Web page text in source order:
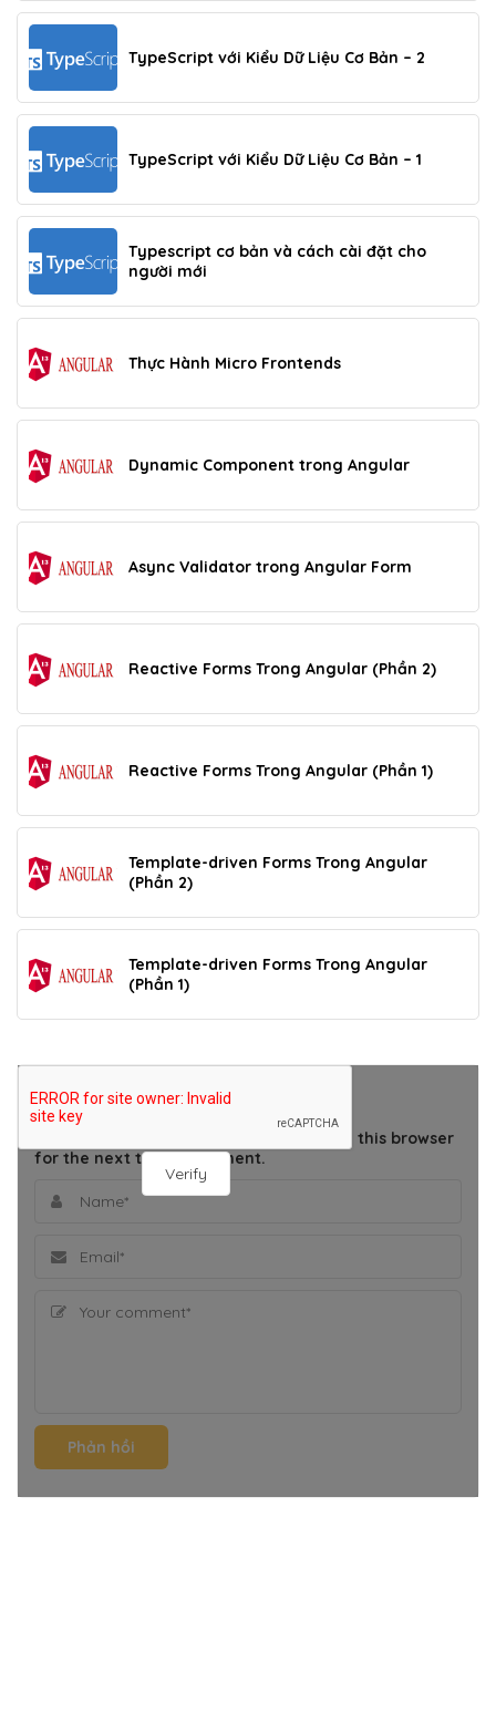
TypeScript với Kiểu Dữ Liệu Cơ Bản – 2
TypeScript với Kiểu Dữ Liệu Cơ Bản – 1
Typescript cơ bản và cách cài đặt cho
người mới
Thực Hành Micro Frontends
Dynamic Component trong Angular
Async Validator trong Angular Form
Reactive Forms Trong Angular (Phần 2)
Reactive Forms Trong Angular (Phần 1)
Template-driven Forms Trong Angular
(Phần 2)
Template-driven Forms Trong Angular
(Phần 1)
Verify
THÊM BÌNH LUẬN
Save my name, email, and website in this browser
for the next time I comment.